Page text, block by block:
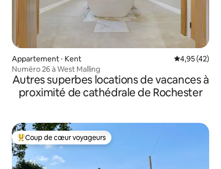
Appartement ⋅ Kent Évaluation
4,95 (42)
Numéro 26 à West Malling
Autres superbes locations de vacances à
proximité de cathédrale de Rochester
Coups de cœur voyageurs les plus appréciés
Coup de cœur voyageurs